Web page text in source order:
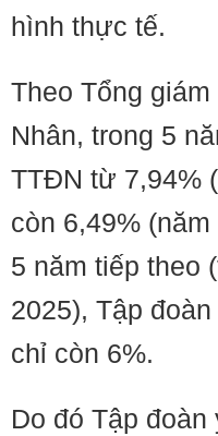
hình thực tế.
Theo Tổng
Nhân, trong 5
TTĐN từ 7,94%
còn 6,49%
5 năm tiếp theo
2025), Tập
chỉ còn 6%.
Do đó Tập